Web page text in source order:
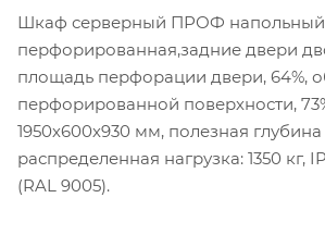
Шкаф серверный ПРОФ
перфорированная,задние двери
площадь перфорации двери, 64%,
перфорированной поверхности,
1950х600х930 мм, полезная глубина
распределенная нагрузка: 1350 кг,
(RAL 9005).